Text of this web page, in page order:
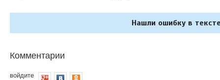
Нашли ошибку в
Комментарии
войдите